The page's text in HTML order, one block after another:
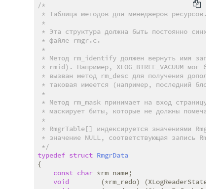
/*
* Таблица методов для менеджеров ресурсов.
*
* Эта структура должна быть постоянно
* файле rmgr.c.
*
* Метод rm_identify должен вернуть имя
* rmid). Например, XLOG_BTREE_VACUUM мог бы
* вызван метод rm_desc для получения
* таковая имеется (например, последний блок).
*
* Метод rm_mask принимает на вход страницу,
* маскирует биты, которые не должны
*
* RmgrTable[] индексируется значениями
* значение NULL, соответствующая запись
*/
typedef struct RmgrData
{
const char *rm_name;
void
(*rm_redo) (XLogReaderState